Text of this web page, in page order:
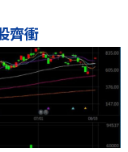
齊衝